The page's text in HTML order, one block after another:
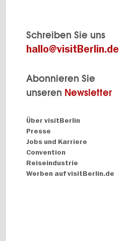
Schreiben Sie uns
hallo@visitBerlin.de
Abonnieren Sie
unseren Newsletter
Navigation:
About
Über visitBerlin
Presse
Jobs und Karriere
Convention
Reiseindustrie
Werben auf visitBerlin.de